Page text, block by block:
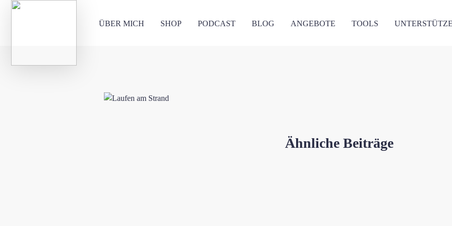
ÜBER MICH SHOP PODCAST BLOG ANGEBOTE TOOLS
Ähnliche Beiträge